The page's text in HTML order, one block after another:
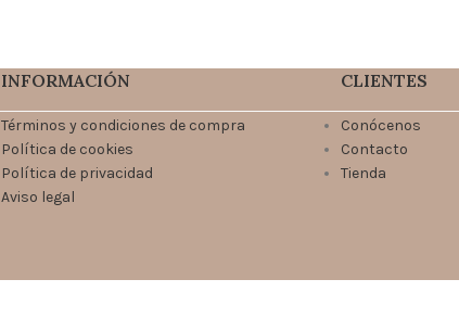
INFORMACIÓN
Términos y condiciones de compra
Política de cookies
Política de privacidad
Aviso legal
CLIENTES
Conócenos
Contacto
Tienda